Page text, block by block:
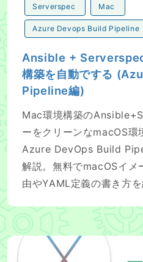
Serverspec Mac
Azure Devops Build Pipeline
Ansible +
構築を自動でする
Pipeline編)
Mac環境構築の
ーをクリーンなmacOS環
Azure DevOps Build
解説。無料でmacOSイメ
由やYAML定義の書き方を
Ansible + Serverspecを使